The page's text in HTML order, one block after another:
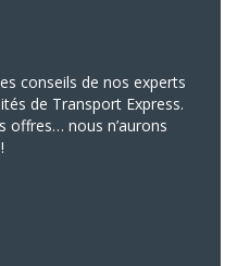
conseils de nos experts
de Transport Express.
offres… nous n’aurons